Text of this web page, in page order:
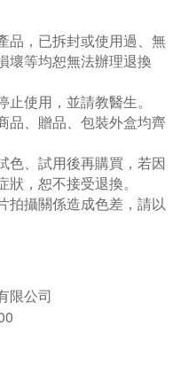
品，已拆封或使用過、無
壞等均恕無法辦理退換
使用，並請教醫生。
品、贈品、包裝外盒均齊
色、試用後再購買，若因
，恕不接受退換。
拍攝關係造成色差，請以
限公司